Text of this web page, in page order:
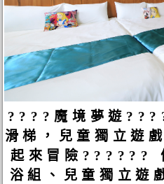
????魔境夢遊
滑梯，兒童獨立遊
起來冒險??????
浴組、兒童獨立遊